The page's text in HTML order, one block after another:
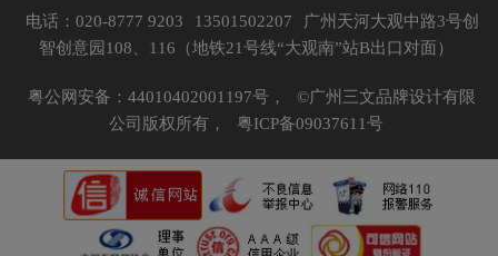
电话：020-8777 9203 13501502207
广州天河大观中路3号创
智创意园108、116（地铁21号线“大观南”站B出口对面）
粤公网安备：44010402001197号，
©广州三文品牌设计有限
公司版权所有，
粤ICP备09037611号